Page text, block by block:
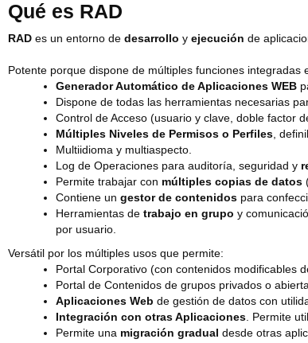
Qué es RAD
RAD es un entorno de desarrollo y ejecución de
Potente porque dispone de múltiples funciones integradas
Generador Automático de Aplicaciones WEB
Dispone de todas las herramientas necesarias
Control de Acceso (usuario y clave, doble factor
Múltiples Niveles de Permisos o Perfiles ,
Multiidioma y multiaspecto.
Log de Operaciones para auditoría, seguridad y
Permite trabajar con múltiples copias de datos
Contiene un gestor de contenidos para
Herramientas de trabajo en grupo y
por usuario.
Versátil por los múltiples usos que permite:
Portal Corporativo (con contenidos modificables
Portal de Contenidos de grupos privados o
Aplicaciones Web de gestión de datos con
Integración con otras Aplicaciones . Permite
Permite una migración gradual desde otras